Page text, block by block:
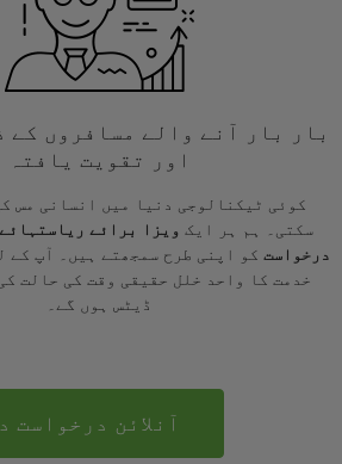
بار بار آنے والے مسافروں کے
اور تقویت یافتہ
کوئی ٹیکنالوجی دنیا میں انسانی مس
سکتی۔ ہم ہر ایک ویزا برائے
درخواست کو اپنی طرح سمجھتے ہیں۔ آپ کے
خدمت کا واحد خلل حقیقی وقت کی حالت
ڈیٹس ہوں گے۔
آنلائن درخواست